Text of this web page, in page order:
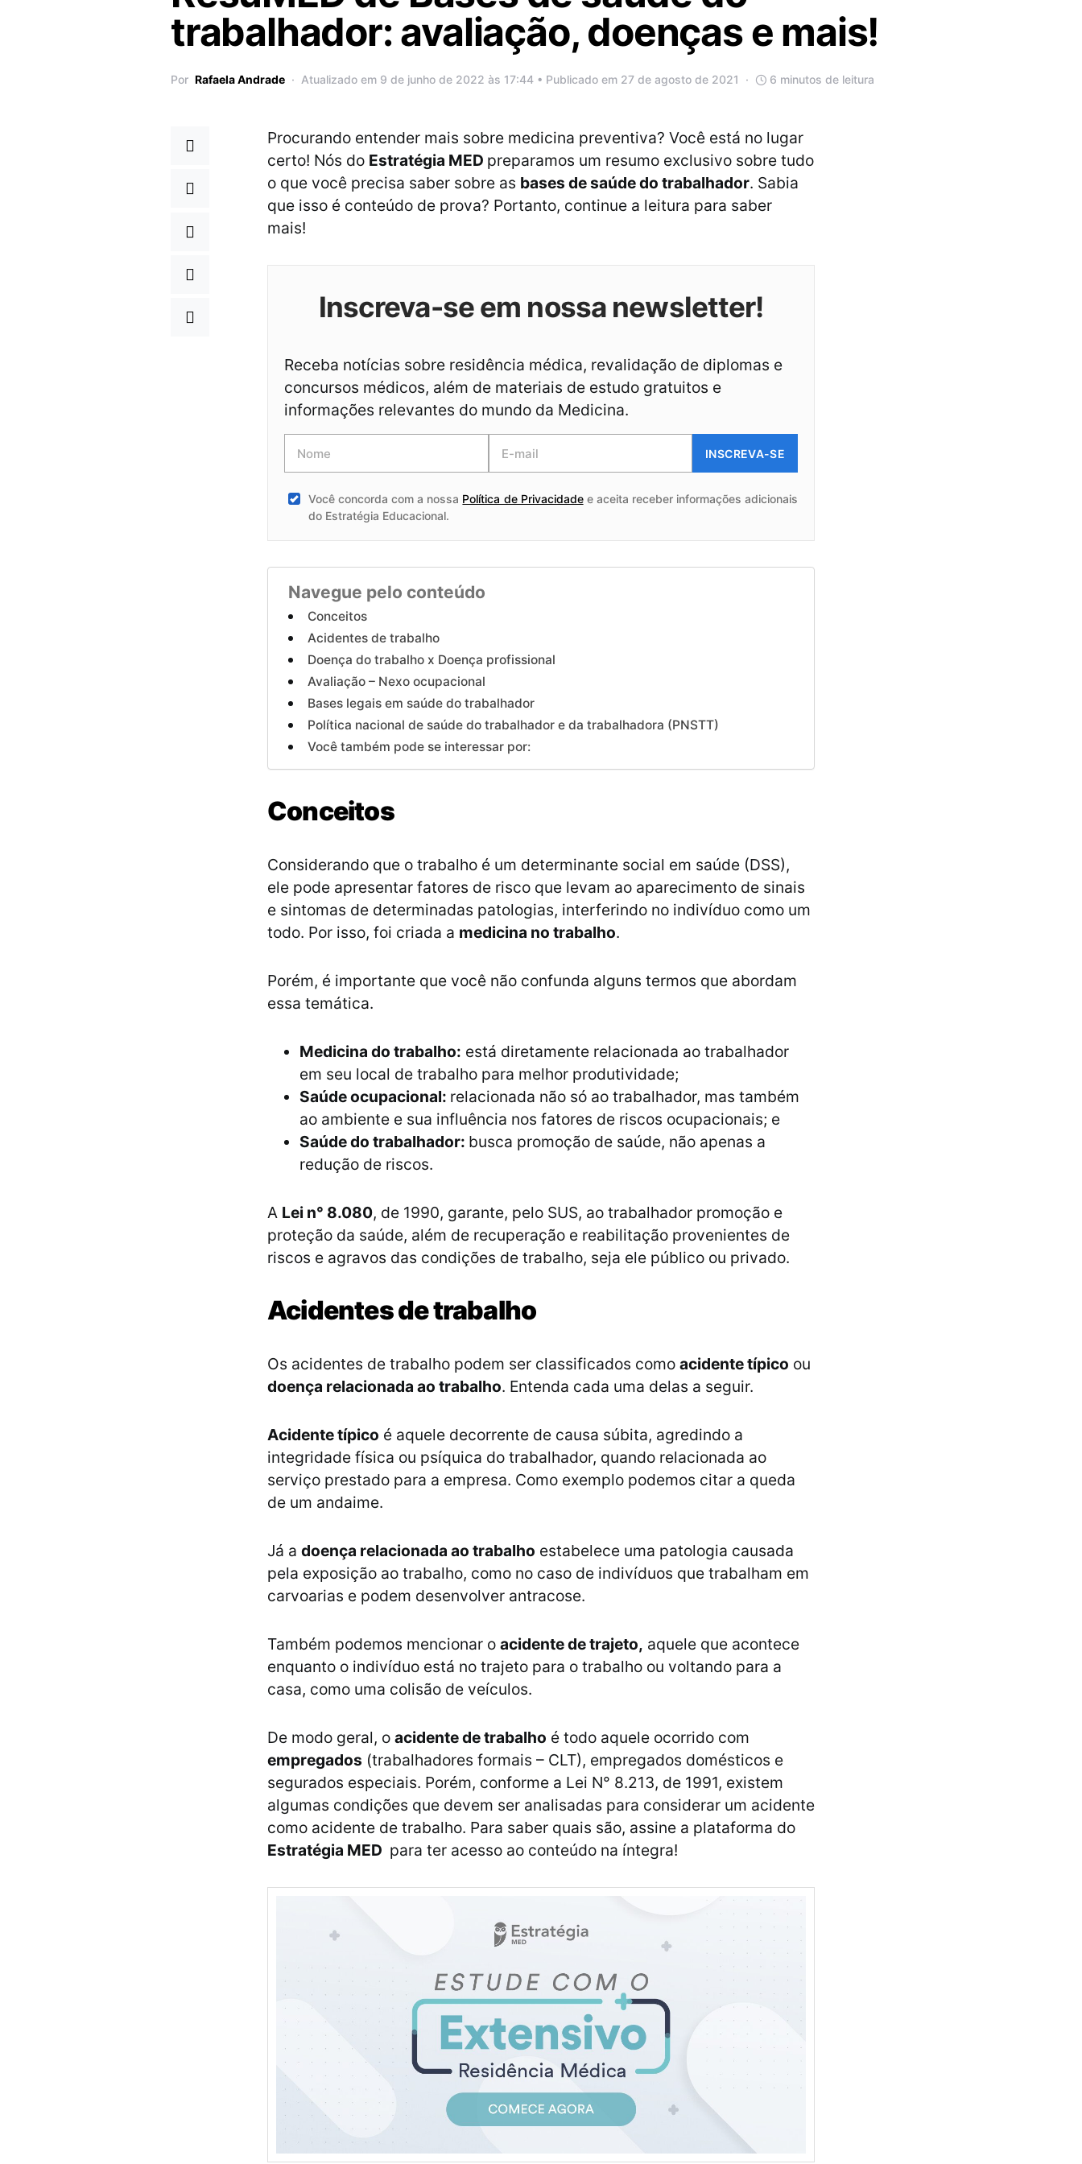
trabalhador: avaliação, doenças e mais!
Por Rafaela Andrade Atualizado em 9 de junho de 2022 às 17:44 • Publicado em 27 de agosto de 2021 6 minutos de leitura
Procurando entender mais sobre medicina preventiva? Você está no lugar
certo! Nós do Estratégia MED preparamos um resumo exclusivo sobre tudo
o que você precisa saber sobre as bases de saúde do trabalhador. Sabia
que isso é conteúdo de prova? Portanto, continue a leitura para saber
mais!
Inscreva-se em nossa newsletter!
Receba notícias sobre residência médica, revalidação de diplomas e
concursos médicos, além de materiais de estudo gratuitos e
informações relevantes do mundo da Medicina.
INSCREVA-SE
Você concorda com a nossa Política de Privacidadee aceita receber informações adicionais
do Estratégia Educacional.
Navegue pelo conteúdo
Conceitos
Acidentes de trabalho
Doença do trabalho x Doença profissional
Avaliação – Nexo ocupacional
Bases legais em saúde do trabalhador
Política nacional de saúde do trabalhador e da trabalhadora (PNSTT)
Você também pode se interessar por:
Conceitos
Considerando que o trabalho é um determinante social em saúde (DSS),
ele pode apresentar fatores de risco que levam ao aparecimento de sinais
e sintomas de determinadas patologias, interferindo no indivíduo como um
todo. Por isso, foi criada a medicina no trabalho.
Porém, é importante que você não confunda alguns termos que abordam
essa temática.
Medicina do trabalho: está diretamente relacionada ao trabalhador
em seu local de trabalho para melhor produtividade;
Saúde ocupacional: relacionada não só ao trabalhador, mas também
ao ambiente e sua influência nos fatores de riscos ocupacionais; e
Saúde do trabalhador: busca promoção de saúde, não apenas a
redução de riscos.
A Lei n° 8.080, de 1990, garante, pelo SUS, ao trabalhador promoção e
proteção da saúde, além de recuperação e reabilitação provenientes de
riscos e agravos das condições de trabalho, seja ele público ou privado.
Acidentes de trabalho
Os acidentes de trabalho podem ser classificados como acidente típico ou
doença relacionada ao trabalho. Entenda cada uma delas a seguir.
Acidente típico é aquele decorrente de causa súbita, agredindo a
integridade física ou psíquica do trabalhador, quando relacionada ao
serviço prestado para a empresa. Como exemplo podemos citar a queda
de um andaime.
Já a doença relacionada ao trabalho estabelece uma patologia causada
pela exposição ao trabalho, como no caso de indivíduos que trabalham em
carvoarias e podem desenvolver antracose.
Também podemos mencionar o acidente de trajeto, aquele que acontece
enquanto o indivíduo está no trajeto para o trabalho ou voltando para a
casa, como uma colisão de veículos.
De modo geral, o acidente de trabalho é todo aquele ocorrido com
empregados (trabalhadores formais – CLT), empregados domésticos e
segurados especiais. Porém, conforme a Lei N° 8.213, de 1991, existem
algumas condições que devem ser analisadas para considerar um acidente
como acidente de trabalho. Para saber quais são, assine a plataforma do
Estratégia MED para ter acesso ao conteúdo na íntegra!